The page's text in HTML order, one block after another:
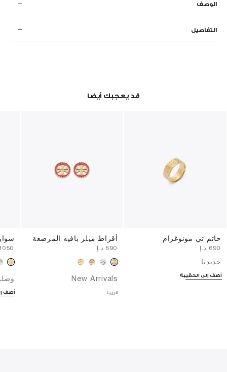
الوصف
التفاصيل
قد يعجبك أيضا
خاتم تي مونوغرام
جديدنا
أضف إلى الحقيبة
أقراط ميلر بافيه المرصعة
New Arrivals
قريبا أضف